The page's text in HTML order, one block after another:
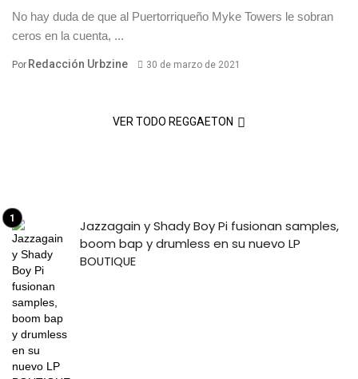
No hay duda de que al Puertorriqueño Myke Towers le sobran
ceros en la cuenta, ...
Por Redacción Urbzine 30 de marzo de 2021
VER TODO REGGAETON
Jazzagain y Shady Boy Pi fusionan samples,
boom bap y drumless en su nuevo LP
BOUTIQUE